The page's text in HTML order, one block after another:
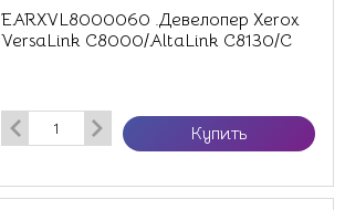
EARXVL8000060 .Девелопер Xerox
VersaLink C8000/AltaLink C8130/C
Купить